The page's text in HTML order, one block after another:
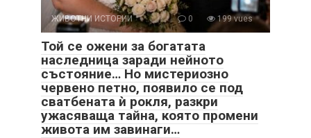
ЖИВОТНИ ИСТОРИИ 0 199 vues
Той се ожени за богатата
наследница заради нейното
състояние… Но мистериозно
червено петно, появило се под
сватбената ѝ рокля, разкри
ужасяваща тайна, която промени
живота им завинаги…